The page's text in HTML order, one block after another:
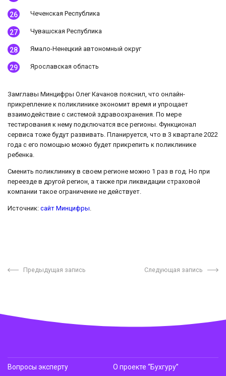
Чеченская Республика
Чувашская Республика
Ямало-Ненецкий автономный округ
Ярославская область
Замглавы Минцифры Олег Качанов пояснил, что онлайн-
прикрепление к поликлинике экономит время и упрощает
взаимодействие с системой здравоохранения. По мере
тестирования к нему подключатся все регионы. Функционал
сервиса тоже будут развивать. Планируется, что в 3 квартале 2022
года с его помощью можно будет прикрепить к поликлинике
ребенка.
Сменить поликлинику в своем регионе можно 1 раз в год. Но при
переезде в другой регион, а также при ликвидации страховой
компании такое ограничение не действует.
Источник: сайт Минцифры
Предыдущая запись Следующая запись
Вопросы эксперту
О проекте “Бухгуру”